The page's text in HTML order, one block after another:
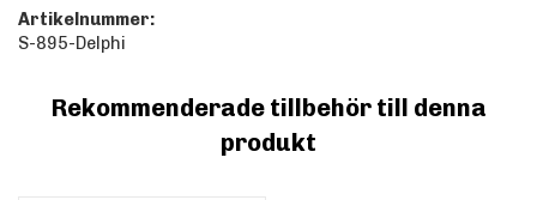
Artikelnummer:
S-895-Delphi
Rekommenderade tillbehör till denna
produkt